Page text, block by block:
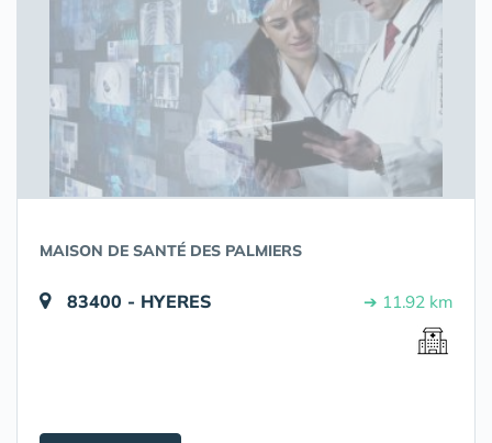
MAISON DE SANTÉ DES PALMIERS
83400 - HYERES ➔ 11.92 km